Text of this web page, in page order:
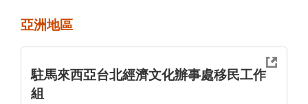
亞洲地區
駐馬來西亞台北經濟文化辦事處移民工作
組